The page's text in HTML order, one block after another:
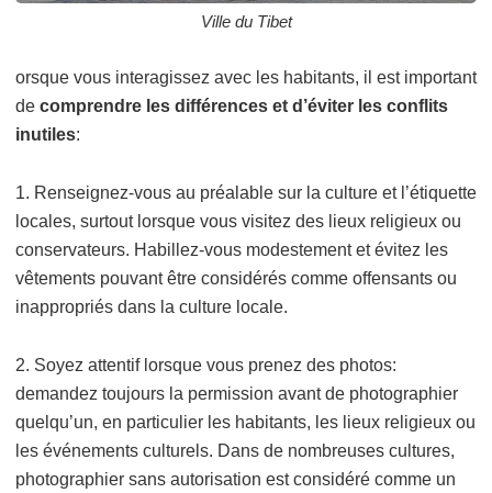
Ville du Tibet
orsque vous interagissez avec les habitants, il est important
de comprendre les différences et d’éviter les conflits
inutiles:
1. Renseignez-vous au préalable sur la culture et l’étiquette
locales, surtout lorsque vous visitez des lieux religieux ou
conservateurs. Habillez-vous modestement et évitez les
vêtements pouvant être considérés comme offensants ou
inappropriés dans la culture locale.
2. Soyez attentif lorsque vous prenez des photos:
demandez toujours la permission avant de photographier
quelqu’un, en particulier les habitants, les lieux religieux ou
les événements culturels. Dans de nombreuses cultures,
photographier sans autorisation est considéré comme un